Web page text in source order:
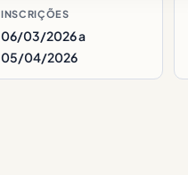
INSCRIÇÕES
06/03/2026 a
05/04/2026